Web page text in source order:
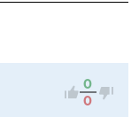
Kontrovers
0
0